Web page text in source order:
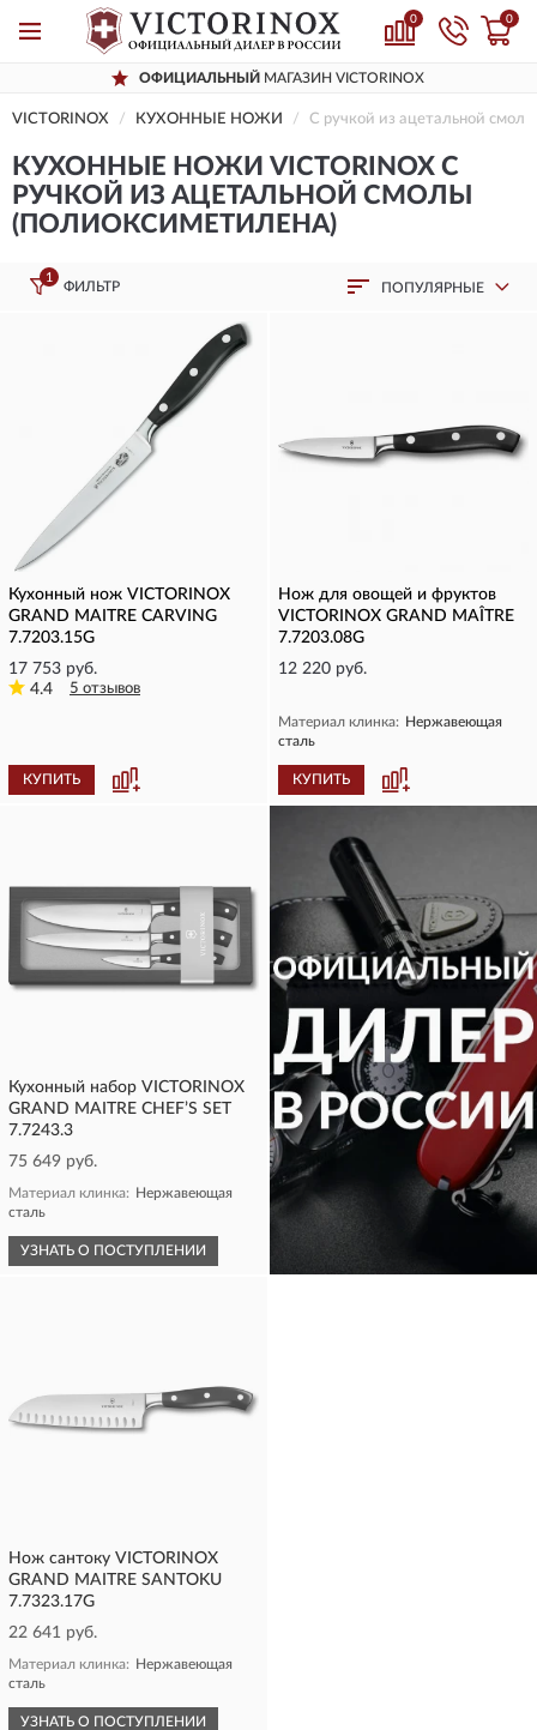
0 0
ОФИЦИАЛЬНЫЙМАГАЗИН VICTORINOX
VICTORINOX КУХОННЫЕ НОЖИ С ручкой из ацетальной
КУХОННЫЕ НОЖИ VICTORINOX С
РУЧКОЙ ИЗ АЦЕТАЛЬНОЙ СМОЛЫ
(ПОЛИОКСИМЕТИЛЕНА)
1
ФИЛЬТР ПОПУЛЯРНЫЕ
Кухонный нож VICTORINOX
GRAND MAITRE CARVING
7.7203.15G
17 753 руб.
4.4
5 отзывов
КУПИТЬ
Нож для овощей и фруктов
VICTORINOX GRAND MAÎTRE
7.7203.08G
12 220 руб.
Материал клинка: Нержавеющая
сталь
КУПИТЬ
Кухонный набор VICTORINOX
GRAND MAITRE CHEF’S SET
7.7243.3
75 649 руб.
Материал клинка: Нержавеющая
сталь
УЗНАТЬ О ПОСТУПЛЕНИИ
Нож сантоку VICTORINOX
GRAND MAITRE SANTOKU
7.7323.17G
22 641 руб.
Материал клинка: Нержавеющая
сталь
УЗНАТЬ О ПОСТУПЛЕНИИ